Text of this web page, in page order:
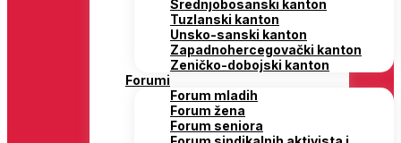
Srednjobosanski kanton
Tuzlanski kanton
Unsko-sanski kanton
Zapadnohercegovački kanton
Zeničko-dobojski kanton
Forumi
Forum mladih
Forum žena
Forum seniora